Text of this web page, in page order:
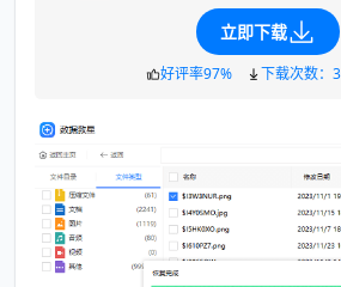
立即下载
好评率97% 下载次数：